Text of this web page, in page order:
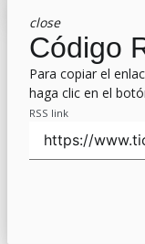
close
Código
Para copiar el
haga clic en el
RSS link